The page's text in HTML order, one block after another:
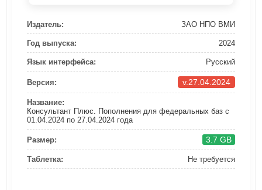
Издатель: ЗАО НПО ВМИ
Год выпуска: 2024
Язык интерфейса: Русский
Версия: v.27.04.2024
Название:
Консультант Плюс. Пополнения для федеральных баз с
01.04.2024 по 27.04.2024 года
Размер: 3.7 GB
Таблетка: Не требуется